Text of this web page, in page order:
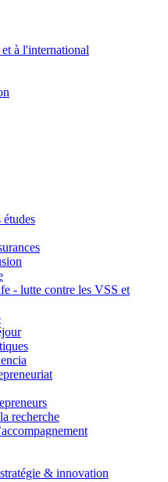
à l'international
études
- lutte contre les VSS et
recherche
& innovation